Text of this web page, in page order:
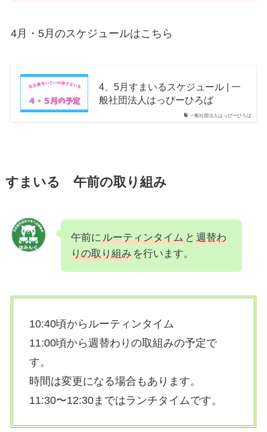
4月・5月のスケジュールはこちら
一般社団法人はっぴーひろば
4、5月すまいるスケジュール | 一
般社団法人はっぴーひろば
すまいる 午前の取り組み
午前にルーティンタイムと 週替わ
りの取り組みを行います。
10:40頃からルーティンタイム
11:00頃から週替わりの取組みの予定で
す。
時間は変更になる場合もあります。
11:30〜12:30まではランチタイムです。